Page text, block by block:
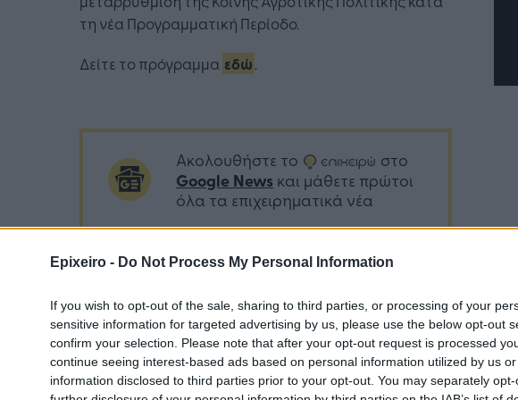
Epixeiro - Do Not Process My Personal Information
If you wish to opt-out of the sale, sharing to third parties, or processing of your
sensitive information for targeted advertising by us, please use the below opt-out
confirm your selection. Please note that after your opt-out request is processed
continue seeing interest-based ads based on personal information utilized by us
information disclosed to third parties prior to your opt-out. You may separately
τη νέα Προγραμματική Περίοδο.
Δείτε το πρόγραμμα εδώ.
Ακολουθήστε το στο
Google News και μάθετε πρώτοι
όλα τα επιχειρηματικά νέα
επιχειρηματικέςΕιδήσειςαπό την
Ελλάδα και τον κόσμο στο